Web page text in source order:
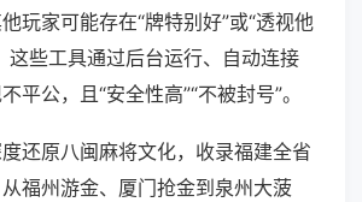
玩家可能存在“牌特别好”或“透视他
这些工具通过后台运行、自动连接
平公，且“安全性高”“不被封号”。
还原八闽麻将文化，收录福建全省
福州游金、厦门抢金到泉州大菠